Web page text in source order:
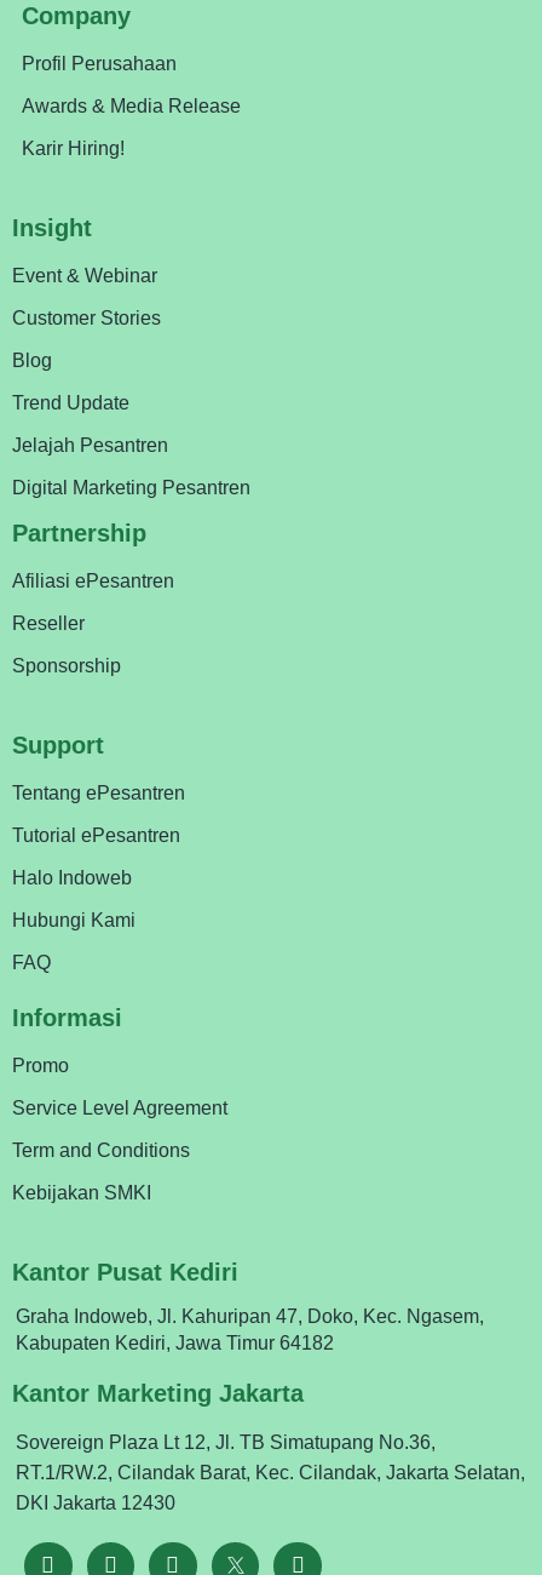
Company
Profil Perusahaan
Awards & Media Release
Karir Hiring!
Insight
Event & Webinar
Customer Stories
Blog
Trend Update
Jelajah Pesantren
Digital Marketing Pesantren
Partnership
Afiliasi ePesantren
Reseller
Sponsorship
Support
Tentang ePesantren
Tutorial ePesantren
Halo Indoweb
Hubungi Kami
FAQ
Informasi
Promo
Service Level Agreement
Term and Conditions
Kebijakan SMKI
Kantor Pusat Kediri
Graha Indoweb, Jl. Kahuripan 47, Doko, Kec. Ngasem,
Kabupaten Kediri, Jawa Timur 64182
Kantor Marketing Jakarta
Sovereign Plaza Lt 12, Jl. TB Simatupang No.36,
RT.1/RW.2, Cilandak Barat, Kec. Cilandak, Jakarta Selatan,
DKI Jakarta 12430